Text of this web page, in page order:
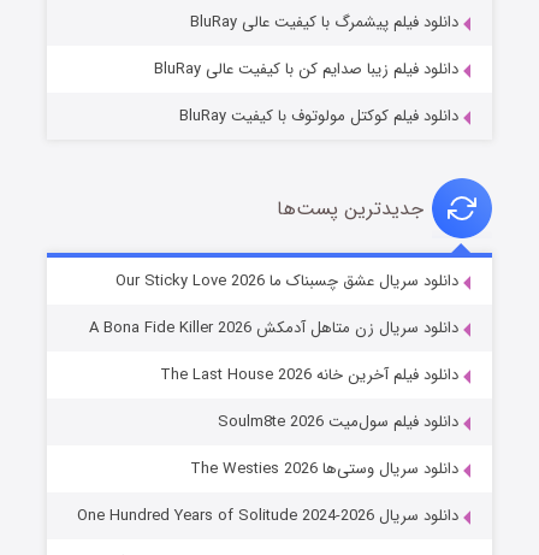
شوهر
دانلود فیلم پیشمرگ با کیفیت عالی BluRay
دانلود فیلم زیبا صدایم کن با کیفیت عالی BluRay
دانلود فیلم کوکتل مولوتوف با کیفیت BluRay
جدیدترین پست‌ها
دانلود سریال عشق چسبناک ما Our Sticky Love 2026
دانلود سریال زن متاهل آدمکش A Bona Fide Killer 2026
دانلود فیلم آخرین خانه The Last House 2026
دانلود فیلم سول‌میت Soulm8te 2026
دانلود سریال وستی‌ها The Westies 2026
دانلود سریال One Hundred Years of Solitude 2024-2026